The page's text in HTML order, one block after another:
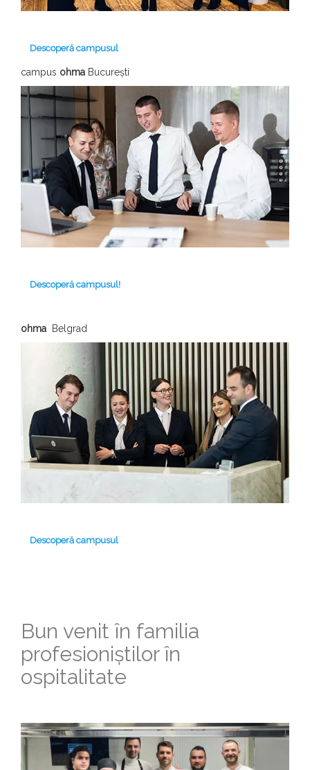
Descoperă campusul
campus ohma București
Descoperă campusul!
ohma Belgrad
Descoperă campusul
Bun venit în familia
profesioniștilor în
ospitalitate